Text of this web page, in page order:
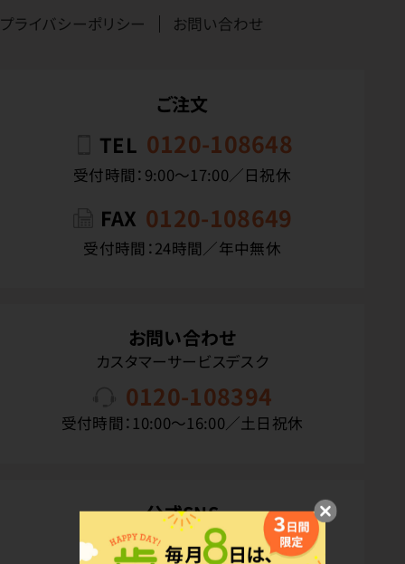
プライバシーポリシー
お問い合わせ
ご注文
TEL 0120-108648
受付時間：9:00〜17:00／日祝休
FAX 0120-108649
受付時間：24時間／年中無休
お問い合わせ
カスタマーサービスデスク
0120-108394
受付時間：10:00〜16:00／土日祝休
公式SNS